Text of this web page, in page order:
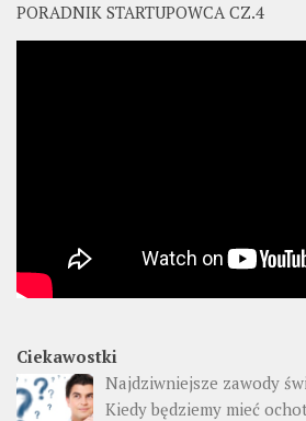
PORADNIK STARTUPOWCA CZ.4
Ciekawostki
Najdziwniejsze zawody
Kiedy będziemy mieć